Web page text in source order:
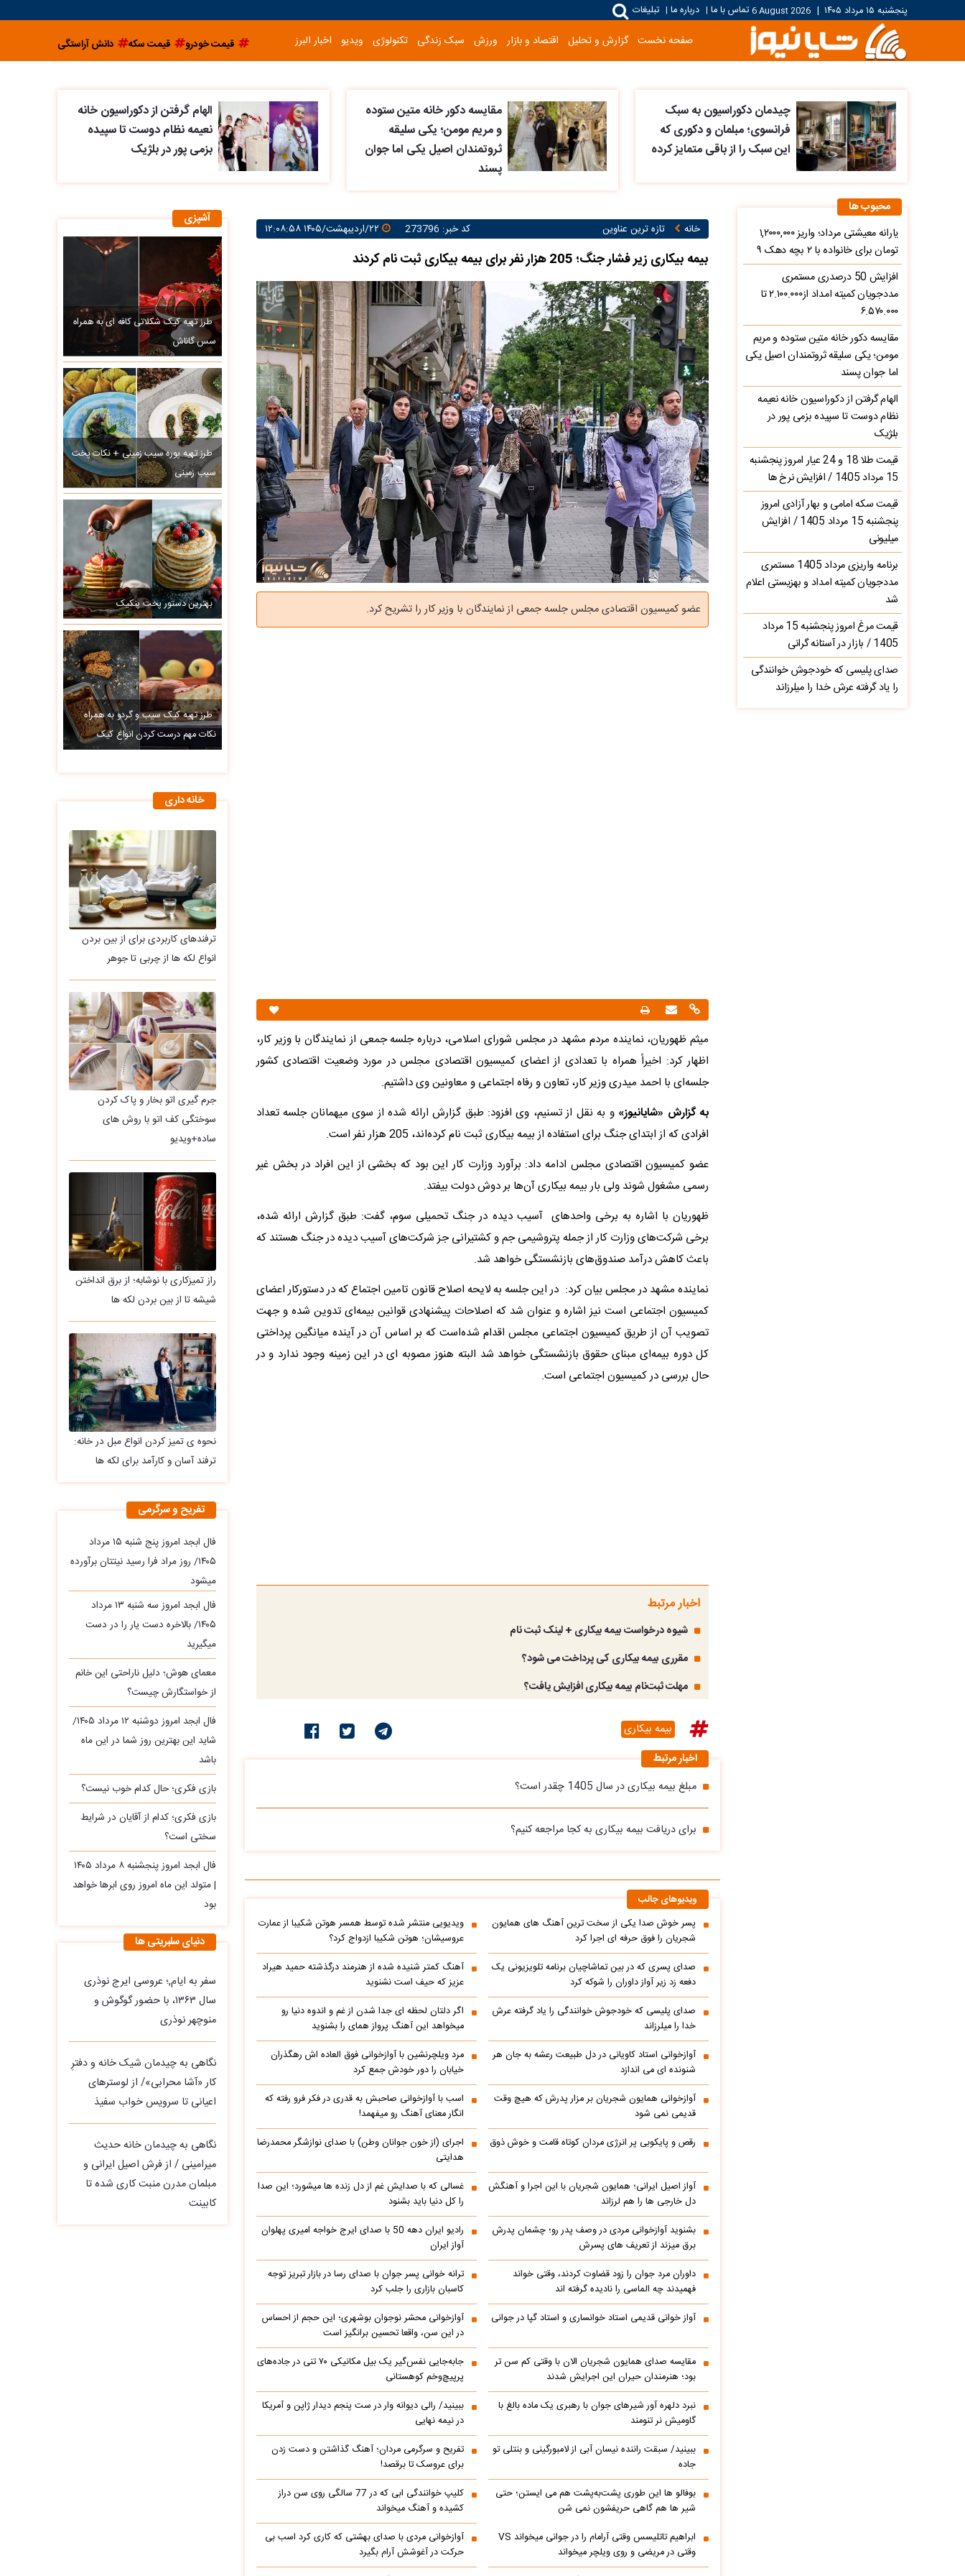
پنجشنبه ۱۵ مرداد ۱۴۰۵ |
6 August 2026تماس با ما | درباره ما | تبلیغات
صفحه نخست گزارش و تحلیل اقتصاد و بازار ورزش سبک زندگی تکنولوژی ویدیو اخبار البرز قیمت خودرو قیمت سکه دانش آراستگی
چیدمان دکوراسیون به سبک
فرانسوی؛ مبلمان و دکوری که
این سبک را از باقی متمایز کرده
مقایسه دکور خانه متین ستوده
و مریم مومن؛ یکی سلیقه
ثروتمندان اصیل یکی اما جوان
پسند
الهام گرفتن از دکوراسیون خانه
نعیمه نظام دوست تا سپیده
بزمی پور در بلژیک
خانه تازه ترین عناوین کد خبر: 273796
بیمه بیکاری زیر فشار جنگ؛ 205 هزار نفر برای بیمه بیکاری ثبت نام کردند
عضو کمیسیون اقتصادی مجلس جلسه جمعی از نمایندگان با وزیر کار را تشریح کرد.
میثم ظهوریان، نماینده مردم مشهد در مجلس شورای اسلامی، درباره جلسه جمعی از نمایندگان با وزیر کار،
اظهار کرد: اخیراً همراه با تعدادی از اعضای کمیسیون اقتصادی مجلس در مورد وضعیت اقتصادی کشور
جلسه‌ای با احمد میدری وزیر کار، تعاون و رفاه اجتماعی و معاونین وی داشتیم.
به گزارش «شایانیوز» و به نقل از تسنیم، وی افزود: طبق گزارش ارائه شده از سوی میهمانان جلسه تعداد
افرادی که از ابتدای جنگ برای استفاده از بیمه بیکاری ثبت نام کرده‌اند، 205 هزار نفر است.
عضو کمیسیون اقتصادی مجلس ادامه داد: برآورد وزارت کار این بود که بخشی از این افراد در بخش غیر
رسمی مشغول شوند ولی بار بیمه بیکاری آن‌ها بر دوش دولت بیفتد.
ظهوریان با اشاره به برخی واحدهای آسیب دیده در جنگ تحمیلی سوم، گفت: طبق گزارش ارائه شده،
برخی شرکت‌های وزارت کار از جمله پتروشیمی جم و کشتیرانی جز شرکت‌های آسیب دیده در جنگ هستند که
باعث کاهش درآمد صندوق‌های بازنشستگی خواهد شد.
نماینده مشهد در مجلس بیان کرد: در این جلسه به لایحه اصلاح قانون تامین اجتماع که در دستورکار اعضای
کمیسیون اجتماعی است نیز اشاره و عنوان شد که اصلاحات پیشنهادی قوانین بیمه‌ای تدوین شده و جهت
تصویب آن از طریق کمیسیون اجتماعی مجلس اقدام شده‌است که بر اساس آن در آینده میانگین پرداختی
کل دوره بیمه‌ای مبنای حقوق بازنشستگی خواهد شد البته هنوز مصوبه ای در این زمینه وجود ندارد و در
حال بررسی در کمیسیون اجتماعی است.
اخبار مرتبط
شیوه درخواست بیمه بیکاری + لینک ثبت نام
مقرری بیمه بیکاری کی پرداخت می شود؟
مهلت ثبت‌نام بیمه بیکاری افزایش یافت؟
بیمه بیکاری
اخبار مرتبط
مبلغ بیمه بیکاری در سال 1405 چقدر است؟
برای دریافت بیمه بیکاری به کجا مراجعه کنیم؟
ویدیوهای جالب
پسر خوش صدا یکی از سخت ترین آهنگ های همایون
شجریان را فوق حرفه ای اجرا کرد
ویدیویی منتشر شده توسط همسر هوتن شکیبا از عمارت
عروسیشان؛ هوتن شکیبا ازدواج کرد؟
صدای پسری که در بین تماشاچیان برنامه تلویزیونی یک
دفعه زد زیر آواز داوران را شوکه کرد
آهنگ کمتر شنیده شده از هنرمند درگذشته حمید هیراد
عزیز که حیف است نشنوید
صدای پلیسی که خودجوش خوانندگی را یاد گرفته عرش
خدا را میلرزاند
اگر دلتان لحظه ای جدا شدن از غم و اندوه دنیا رو
میخواهد این آهنگ پرواز همای را بشنوید
آوازخوانی استاد کاویانی در دل طبیعت رعشه به جان هر
شنونده ای می اندازد
مرد ویلچرنشین با آوازخوانی فوق العاده اش رهگذران
خیابان را دور خودش جمع کرد
آوازخوانی همایون شجریان بر مزار پدرش که هیچ وقت
قدیمی نمی شود
اسب با آوازخوانی صاحبش به قدری در فکر فرو رفته که
انگار معنای آهنگ رو میفهمد!
رقص و پایکوبی پر انرژی مردان کوتاه قامت و خوش ذوق
اجرای (از خون جوانان وطن) با صدای نوازشگر محمدرضا
هدایتی
آواز اصیل ایرانی؛ همایون شجریان با این اجرا و آهنگش
دل خارجی ها را هم لرزاند
غسالی که با صدایش غم از دل زنده ها میشورد؛ این صدا
را کل دنیا باید بشنود
بشنوید آوازخوانی مردی در وصف پدر رو؛ چشمان پدرش
برق میزند از تعریف های پسرش
رادیو ایران دهه 50 با صدای ایرج خواجه امیری پهلوان
آواز ایران
داوران مرد جوان را زود قضاوت کردند، وقتی خواند
فهمیدند چه الماسی را نادیده گرفته اند
ترانه خوانی پسر جوان با صدای رسا در بازار تبریز توجه
کاسبان بازاری را جلب کرد
آواز خوانی قدیمی استاد خوانساری و استاد گپا در جوانی
آوازخوانی محشر نوجوان بوشهری؛ این حجم از احساس
در این سن، واقعا تحسین‌ برانگیز است
مقایسه صدای همایون شجریان الان با وقتی کم سن تر
بود؛ هنرمندان حیران این اجرایش شدند
جابه‌جایی نفس‌گیر یک بیل مکانیکی ۷۰ تنی در جاده‌های
پرپیچ‌وخم کوهستانی
نبرد دلهره آور شیرهای جوان با رهبری یک ماده بالغ با
گاومیش نر تنومند
ببینید/ رالی دیوانه وار در ست پنجم دیدار ژاپن و آمریکا
در نیمه نهایی
ببینید/ سبقت راننده نیسان آبی از لامبورگینی و بنتلی تو
جاده
تفریح و سرگرمی مردان؛ آهنگ گذاشتن و دست زدن
برای عروسک تا برقصد!
بوفالو ها این‌ طوری پشت‌به‌پشت هم می‌ ایستن؛ حتی
شیر ها هم گاهی حریفشون نمی‌ شن
کلیپ خوانندگی ابی که در 77 سالگی روی سن دراز
کشیده و آهنگ میخواند
ابراهیم تاتلیسس وقتی آرامام را در جوانی میخواند VS
وقتی در مریضی و روی ویلچر میخواند
آوازخوانی مردی با صدای بهشتی که کاری کرد اسب بی
حرکت در آغوشش آرام بگیرد
آشپزی
طرز تهیه کیک شکلاتی کافه ای به همراه
سس گاناش
طرز تهیه پوره سیب زمینی + نکات پخت
سیب زمینی
بهترین دستور پخت پنکیک
طرز تهیه کیک سیب و گردو به همراه
نکات مهم درست کردن انواع کیک
خانه داری
ترفندهای کاربردی برای از بین بردن
انواع لکه ها از چربی تا جوهر
جرم گیری اتو بخار و پاک کردن
سوختگی کف اتو با روش های
ساده+ویدیو
راز تمیزکاری با نوشابه؛ از برق انداختن
شیشه تا از بین بردن لکه ها
نحوه ی تمیز کردن انواع مبل در خانه:
ترفند آسان و کارآمد برای لکه ها
تفریح و سرگرمی
فال ابجد امروز پنج شنبه ۱۵ مرداد
۱۴۰۵/ روز مراد فرا رسید نیتتان برآورده
میشود
فال ابجد امروز سه‌ شنبه ۱۳ مرداد
۱۴۰۵/ بالاخره دست یار را در دست
میگیرید
معمای هوش؛ دلیل ناراحتی این خانم
از خواستگارش چیست؟
فال ابجد امروز دوشنبه ۱۲ مرداد ۱۴۰۵/
شاید این بهترین روز شما در این ماه
باشد
بازی فکری؛ حال کدام خوب نیست؟
بازی فکری؛ کدام از آقایان در شرایط
سختی است؟
فال ابجد امروز پنجشنبه ۸ مرداد ۱۴۰۵
| متولد این ماه امروز روی ابرها خواهد
بود
دنیای سلبریتی ها
سفر به ایام,؛ عروسی ایرج نوذری
سال ۱۳۶۳، با حضور گوگوش و
منوچهر نوذری
نگاهی به چیدمان شیک خانه و دفترِ
کار «آشا محرابی»/ از لوسترهای
اعیانی تا سرویس خواب سفیذ
نگاهی به چیدمان خانه حدیث
میرامینی / از فرش اصیل ایرانی و
مبلمان مدرن منبت‌ کاری‌ شده تا
کابینت
محبوب ها
یارانه معیشتی مرداد؛ واریز ۱,۲۰۰۰,۰۰۰
تومان برای خانواده با ۲ بچه دهک ۹
افزایش 50 درصدری مستمری
مددجویان کمیته امداد از۲.۱۰۰.۰۰۰ تا
۶.۵۷۰.۰۰۰
مقایسه دکور خانه متین ستوده و مریم
مومن؛ یکی سلیقه ثروتمندان اصیل یکی
اما جوان پسند
الهام گرفتن از دکوراسیون خانه نعیمه
نظام دوست تا سپیده بزمی پور در
بلژیک
قیمت طلا 18 و 24 عیار امروز پنجشنبه
15 مرداد 1405 / افزایش نرخ ها
قیمت سکه امامی و بهار آزادی امروز
پنجشنبه 15 مرداد 1405 / افزایش
میلیونی
برنامه واریزی مرداد 1405 مستمری
مددجویان کمیته امداد و بهزیستی اعلام
شد
قیمت مرغ امروز پنجشنبه 15 مرداد
1405 / بازار در آستانه گرانی
صدای پلیسی که خودجوش خوانندگی
را یاد گرفته عرش خدا را میلرزاند